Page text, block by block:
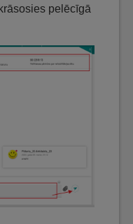
pelēcīgā